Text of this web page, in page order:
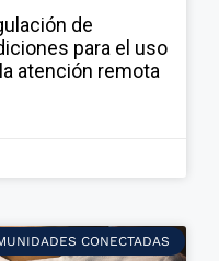
de
para el uso
atención remota
CONECTADAS